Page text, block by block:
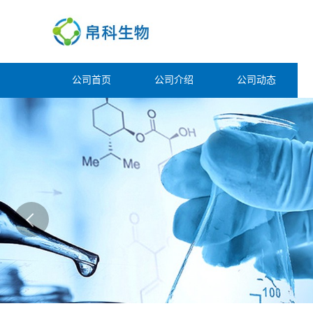
公司首页 公司介绍 公司动态